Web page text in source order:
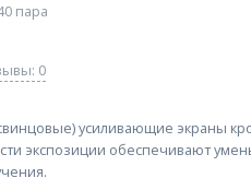
пара
0
усиливающие экраны
экспозиции обеспечивают